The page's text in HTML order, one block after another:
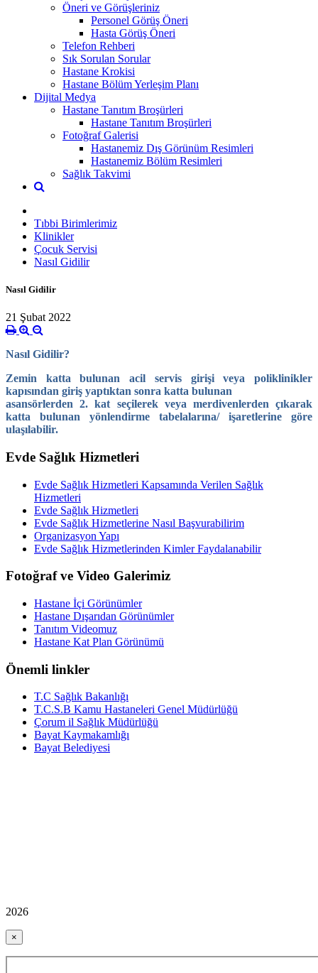
Öneri ve Görüşleriniz
Personel Görüş Öneri
Hasta Görüş Öneri
Telefon Rehberi
Sık Sorulan Sorular
Hastane Krokisi
Hastane Bölüm Yerleşim Planı
Dijital Medya
Hastane Tanıtım Broşürleri
Hastane Tanıtım Broşürleri
Fotoğraf Galerisi
Hastanemiz Dış Görünüm Resimleri
Hastanemiz Bölüm Resimleri
Sağlık Takvimi
Tıbbi Birimlerimiz
Klinikler
Çocuk Servisi
Nasıl Gidilir
Nasıl Gidilir
21 Şubat 2022
Nasıl Gidilir?
Zemin katta bulunan acil servis girişi veya poliklinikler
kapısından giriş yaptıktan sonra katta bulunan
asansörlerden 2. kat seçilerek veya merdivenlerden çıkarak
katta bulunan yönlendirme tabelalarına/ işaretlerine göre
ulaşılabilir.
Evde Sağlık Hizmetleri
Evde Sağlık Hizmetleri Kapsamında Verilen Sağlık
Hizmetleri
Evde Sağlık Hizmetleri
Evde Sağlık Hizmetlerine Nasıl Başvurabilirim
Organizasyon Yapı
Evde Sağlık Hizmetlerinden Kimler Faydalanabilir
Fotoğraf ve Video Galerimiz
Hastane İçi Görünümler
Hastane Dışarıdan Görünümler
Tanıtım Videomuz
Hastane Kat Plan Görünümü
Önemli linkler
T.C Sağlık Bakanlığı
T.C.S.B Kamu Hastaneleri Genel Müdürlüğü
Çorum il Sağlık Müdürlüğü
Bayat Kaymakamlığı
Bayat Belediyesi
2026
×